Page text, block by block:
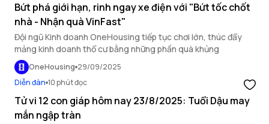
Bứt phá giới hạn, rinh ngay xe điện với "Bứt tốc chốt
nhà - Nhận quà VinFast"
Đội ngũ Kinh doanh OneHousing tiếp tục chơi lớn, thúc đẩy
mảng kinh doanh thổ cư bằng những phần quà khủng
OneHousing 29/09/2025
Diễn đàn 10 phút đọc
Tử vi 12 con giáp hôm nay 23/8/2025: Tuổi Dậu may
mắn ngập tràn